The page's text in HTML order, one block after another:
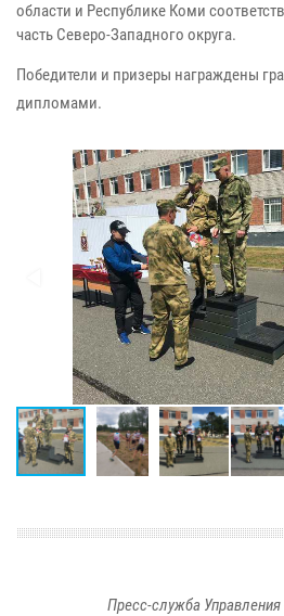
области и Республике Коми
часть Северо-Западного округа.
Победители и призеры награждены
дипломами.
Пресс-служба